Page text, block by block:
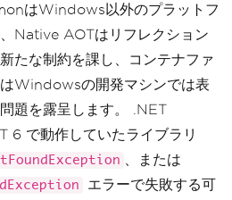
はWindows以外のプラットフ
Native AOTはリフレクション
たな制約を課し、コンテナファ
Windowsの開発マシンでは表
題を露呈します。 .NET
で動作していたライブラリ
、または
エラーで失敗する可